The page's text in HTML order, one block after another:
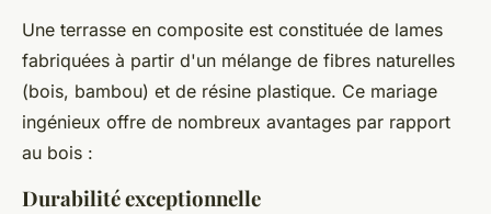
Une terrasse en composite est constituée de lames
fabriquées à partir d'un mélange de fibres naturelles
(bois, bambou) et de résine plastique. Ce mariage
ingénieux offre de nombreux avantages par rapport
au bois :
Durabilité exceptionnelle